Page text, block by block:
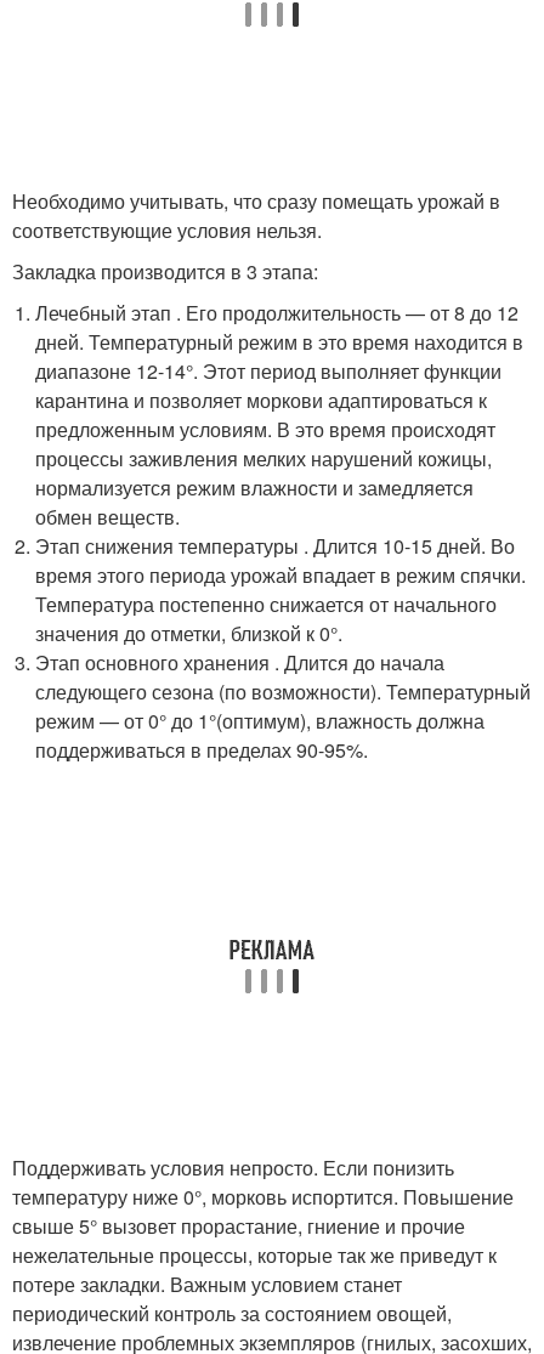
Необходимо учитывать, что сразу помещать урожай в
соответствующие условия нельзя.
Закладка производится в 3 этапа:
Лечебный этап . Его продолжительность — от 8 до 12
дней. Температурный режим в это время находится в
диапазоне 12-14°. Этот период выполняет функции
карантина и позволяет моркови адаптироваться к
предложенным условиям. В это время происходят
процессы заживления мелких нарушений кожицы,
нормализуется режим влажности и замедляется
обмен веществ.
Этап снижения температуры . Длится 10-15 дней. Во
время этого периода урожай впадает в режим спячки.
Температура постепенно снижается от начального
значения до отметки, близкой к 0°.
Этап основного хранения . Длится до начала
следующего сезона (по возможности). Температурный
режим — от 0° до 1°(оптимум), влажность должна
поддерживаться в пределах 90-95%.
Поддерживать условия непросто. Если понизить
температуру ниже 0°, морковь испортится. Повышение
свыше 5° вызовет прорастание, гниение и прочие
нежелательные процессы, которые так же приведут к
потере закладки. Важным условием станет
периодический контроль за состоянием овощей,
извлечение проблемных экземпляров (гнилых, засохших,